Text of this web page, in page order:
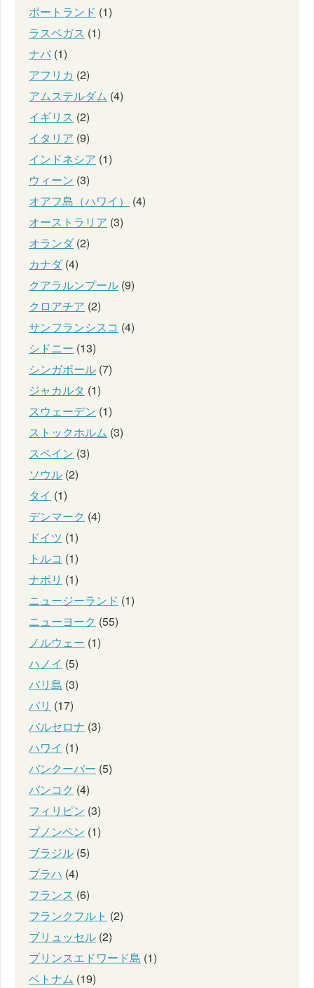
ポートランド (1)
ラスベガス (1)
ナパ (1)
アフリカ (2)
アムステルダム (4)
イギリス (2)
イタリア (9)
インドネシア (1)
ウィーン (3)
オアフ島（ハワイ）
(4)
オーストラリア (3)
オランダ(2)
カナダ(4)
クアラルンプール (9)
クロアチア (2)
サンフランシスコ (4)
シドニー (13)
シンガポール (7)
ジャカルタ (1)
スウェーデン (1)
ストックホルム (3)
スペイン (3)
ソウル (2)
タイ (1)
デンマーク (4)
ドイツ (1)
トルコ (1)
ナポリ (1)
ニュージーランド (1)
ニューヨーク (55)
ノルウェー (1)
ハノイ (5)
バリ島 (3)
パリ (17)
バルセロナ (3)
ハワイ (1)
バンクーバー (5)
バンコク (4)
フィリピン (3)
プノンペン (1)
ブラジル (5)
プラハ (4)
フランス (6)
フランクフルト (2)
ブリュッセル (2)
プリンスエドワード島 (1)
ベトナム (19)